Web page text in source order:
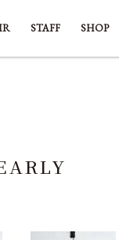
STAFF SHOP